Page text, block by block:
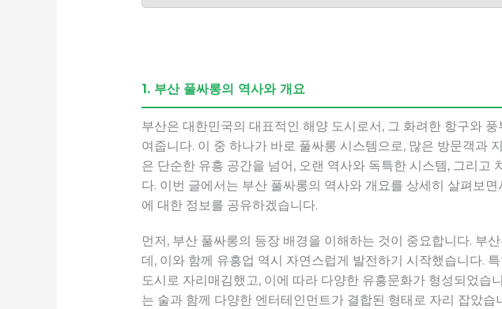
1. 부산 풀싸롱의 역사와 개요
부산은 대한민국의 대표적인 해양 도시로서, 그 화려한 항구와
여줍니다. 이 중 하나가 바로 풀싸롱 시스템으로, 많은 방문객과
은 단순한 유흥 공간을 넘어, 오랜 역사와 독특한 시스템, 그리고
다. 이번 글에서는 부산 풀싸롱의 역사와 개요를 상세히 살펴보
에 대한 정보를 공유하겠습니다.
먼저, 부산 풀싸롱의 등장 배경을 이해하는 것이 중요합니다. 부
데, 이와 함께 유흥업 역시 자연스럽게 발전하기 시작했습니다.
도시로 자리매김했고, 이에 따라 다양한 유흥문화가 형성되었습
는 술과 함께 다양한 엔터테인먼트가 결합된 형태로 자리 잡았습